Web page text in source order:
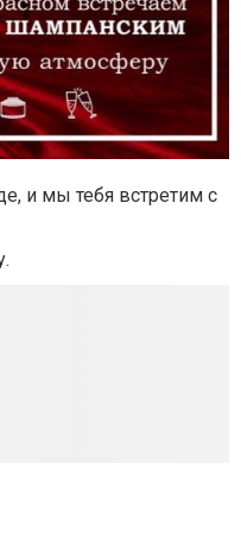
и мы тебя встретим с